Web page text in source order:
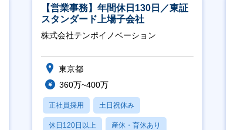
【営業事務】年間休日130日／東証
スタンダード上場子会社
株式会社テンポイノベーション
東京都
360万~400万
正社員採用 土日祝休み
休日120日以上 産休・育休あり